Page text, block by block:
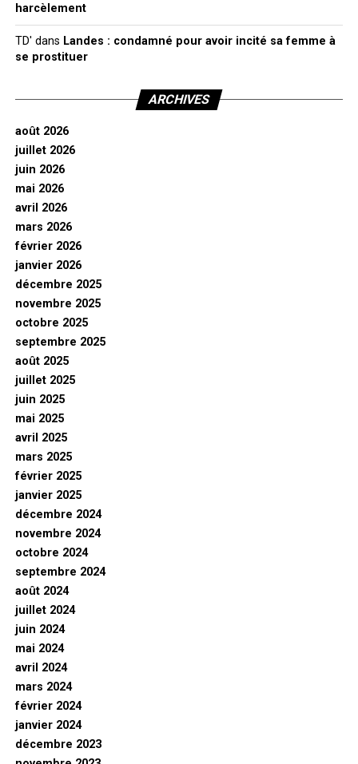
harcèlement
TD' dans Landes : condamné pour avoir incité sa femme à
se prostituer
ARCHIVES
août 2026
juillet 2026
juin 2026
mai 2026
avril 2026
mars 2026
février 2026
janvier 2026
décembre 2025
novembre 2025
octobre 2025
septembre 2025
août 2025
juillet 2025
juin 2025
mai 2025
avril 2025
mars 2025
février 2025
janvier 2025
décembre 2024
novembre 2024
octobre 2024
septembre 2024
août 2024
juillet 2024
juin 2024
mai 2024
avril 2024
mars 2024
février 2024
janvier 2024
décembre 2023